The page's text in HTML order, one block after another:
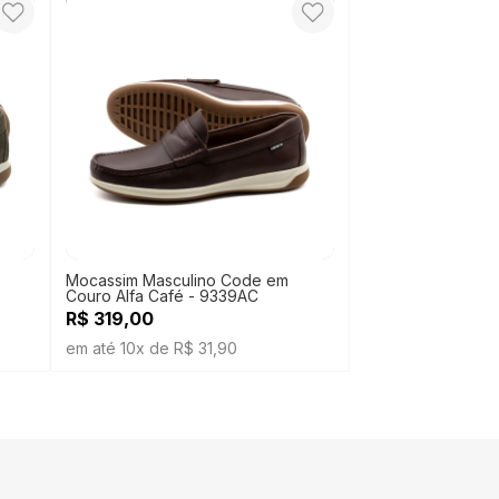
Mocassim Masculino Code em
Couro Alfa Café - 9339AC
R$ 319,00
em até 10x de R$ 31,90